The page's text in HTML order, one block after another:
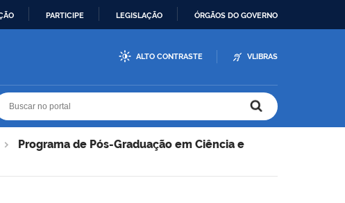
PARTICIPE LEGISLAÇÃO ÓRGÃOS DO GOVERNO
ALTO CONTRASTE VLIBRAS
Programa de Pós-Graduação em Ciência e